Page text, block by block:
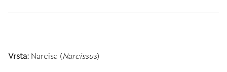
Vrsta: Narcisa (Narcissus)